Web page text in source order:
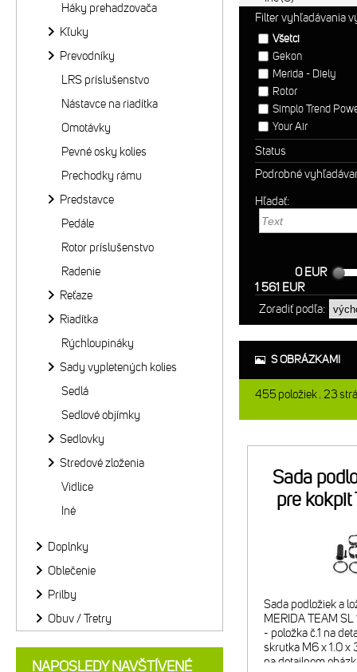
Filter vyhľadávania
Všetci
Gekon
Merida - Diely
Rotor
Simplo Trend
Your Air
Status
Podrobné
Hľadať:
0 EUR
1 561 EUR
Zoradiť podľa:
S OBRÁZKAMI
455položiek 23
Sada
pre kokpit
Sada podložiek a
MERIDA TEAM
- položka č.1 na
skrutka M6 x 1.0 x
na detailnom
Háky prehadzovača
Kľuky
Prevodníky
LRS príslušenstvo
Nástavce na riadítka
Omotávky
Pevné osky kolies
Prechodky rámu
Predstavce
Pedále
Rotor príslušenstvo
Radenie
Reťaze
Riadítka
Rýchloupináky
Sady vypletených kolies
Sedlá
Sedlové objímky
Sedlovky
Stredové zloženia
Vidlice
Iné
Doplnky
Oblečenie
Prilby
Obuv / Tretry
NAPOSLEDY NAVŠTÍVENÉ